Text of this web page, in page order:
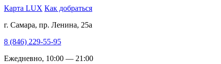
Карта LUX Как добраться
г. Самара, пр. Ленина, 25а
8 (846) 229-55-95
Ежедневно, 10:00 — 21:00